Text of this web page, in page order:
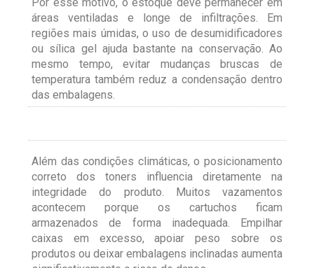
áreas ventiladas e longe de infiltrações. Em
regiões mais úmidas, o uso de desumidificadores
ou sílica gel ajuda bastante na conservação. Ao
mesmo tempo, evitar mudanças bruscas de
temperatura também reduz a condensação dentro
das embalagens.
Além das condições climáticas, o posicionamento
correto dos toners influencia diretamente na
integridade do produto. Muitos vazamentos
acontecem porque os cartuchos ficam
armazenados de forma inadequada. Empilhar
caixas em excesso, apoiar peso sobre os
produtos ou deixar embalagens inclinadas aumenta